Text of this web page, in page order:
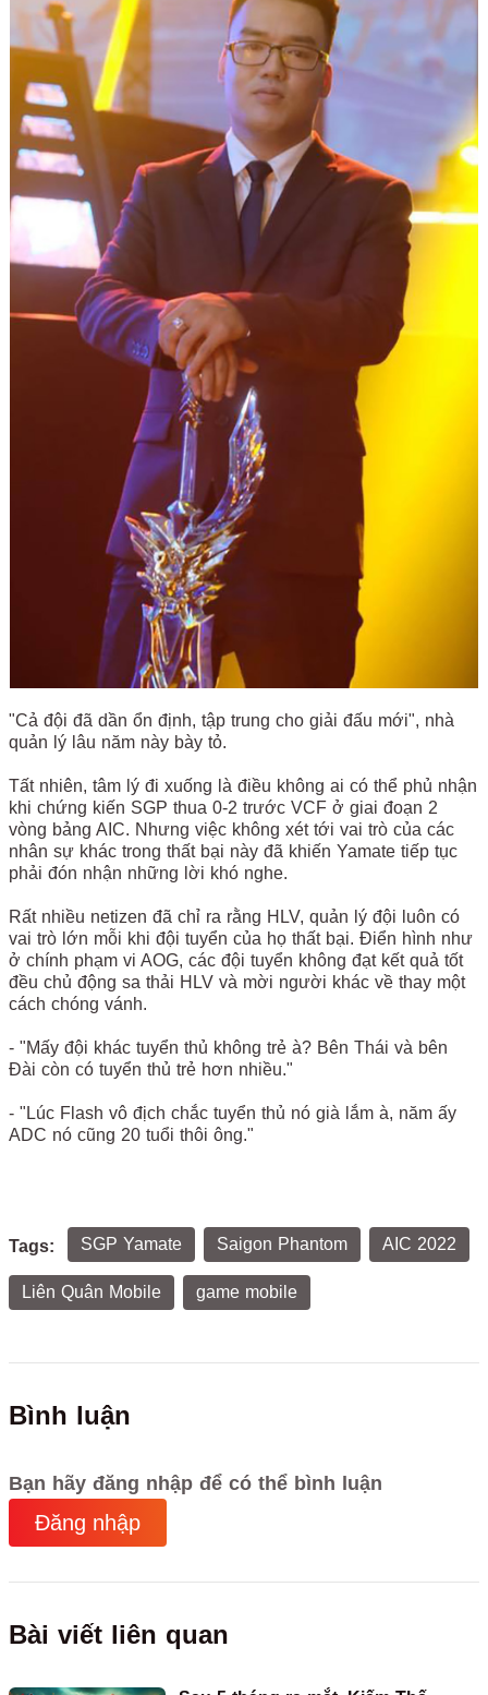
"Cả đội đã dần ổn định, tập trung cho giải đấu mới", nhà
quản lý lâu năm này bày tỏ.
Tất nhiên, tâm lý đi xuống là điều không ai có thể phủ nhận
khi chứng kiến SGP thua 0-2 trước VCF ở giai đoạn 2
vòng bảng AIC. Nhưng việc không xét tới vai trò của các
nhân sự khác trong thất bại này đã khiến Yamate tiếp tục
phải đón nhận những lời khó nghe.
Rất nhiều netizen đã chỉ ra rằng HLV, quản lý đội luôn có
vai trò lớn mỗi khi đội tuyển của họ thất bại. Điển hình như
ở chính phạm vi AOG, các đội tuyển không đạt kết quả tốt
đều chủ động sa thải HLV và mời người khác về thay một
cách chóng vánh.
- "Mấy đội khác tuyển thủ không trẻ à? Bên Thái và bên
Đài còn có tuyển thủ trẻ hơn nhiều."
- "Lúc Flash vô địch chắc tuyển thủ nó già lắm à, năm ấy
ADC nó cũng 20 tuổi thôi ông."
Tags: SGP Yamate Saigon Phantom AIC 2022
Liên Quân Mobile game mobile
Bình luận
Bạn hãy đăng nhập để có thể bình luận
Đăng nhập
Bài viết liên quan